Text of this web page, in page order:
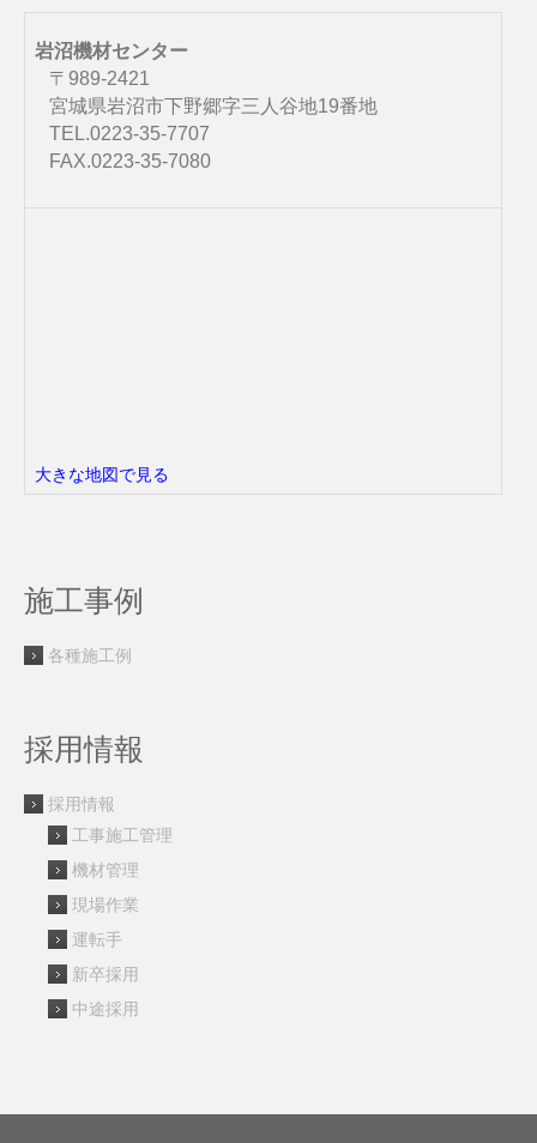
岩沼機材センター
〒989-2421
宮城県岩沼市下野郷字三人谷地19番地
TEL.0223-35-7707
FAX.0223-35-7080
大きな地図で見る
施工事例
各種施工例
採用情報
採用情報
工事施工管理
機材管理
現場作業
運転手
新卒採用
中途採用